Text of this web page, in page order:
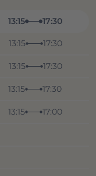
13:15 17:30
13:15 17:30
13:15 17:30
13:15 17:30
13:15 17:00